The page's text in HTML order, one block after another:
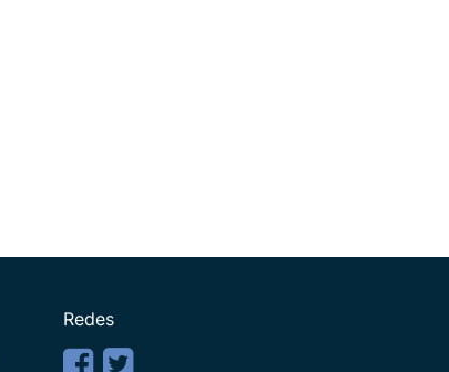
Redes